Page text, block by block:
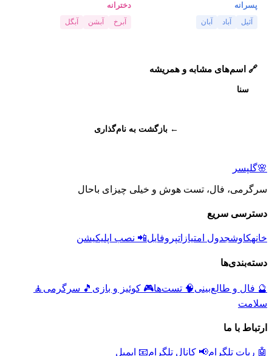
پسرانه
آئیل آباد آبان
دخترانه
آبرخ آبشن آبگل
🔗 اسم‌های مشابه و همریشه
سنا
← بازگشت به نام‌گذاری
🌸گلپسر
سرگرمی، فال، تست هوش و خیلی چیزای باحال
دسترسی سریع
خانهکاوشجدول امتیازاتپروفایل📲 نصب اپلیکیشن
دسته‌بندی‌ها
🔮 فال و طالع‌بینی🧠 تست‌ها🎮 کوئیز و بازی 🎵 سرگرمی 🧘
سلامت
ارتباط با ما
🤖 ربات تلگرام📢 کانال تلگرام📧 ایمیل